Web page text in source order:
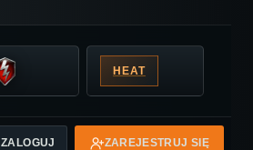
HEAT
ZALOGUJ ZAREJESTRUJ SIĘ